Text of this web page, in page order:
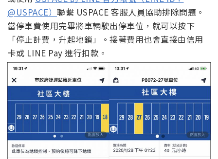
@USPACE） 聯繫 USPACE 客服人員協助排除問題。
當停車費使用完畢將車輛駛出停車位，就可以按下
「停止計費，升起地鎖」。接著費用也會直接由信用
卡或 LINE Pay 進行扣款。